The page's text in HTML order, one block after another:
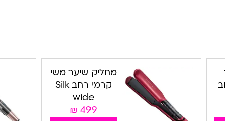
מחליק שיער משי
קרמי רחב Silk
wide
499
₪